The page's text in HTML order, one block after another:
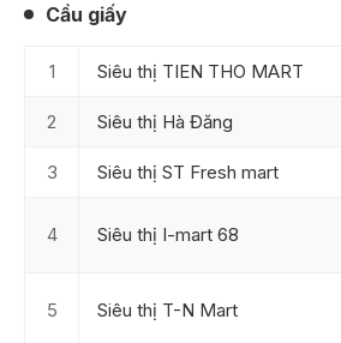
Cầu giấy
1 Siêu thị TIEN THO MART
2 Siêu thị Hà Đăng
3 Siêu thị ST Fresh mart
4 Siêu thị I-mart 68
5 Siêu thị T-N Mart